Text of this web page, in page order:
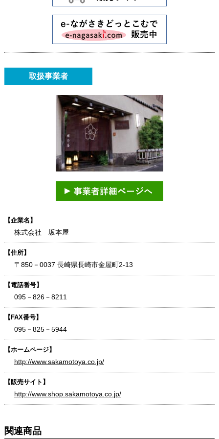
取扱事業者
【企業名】
株式会社 坂本屋
【住所】
〒850－0037 長崎県長崎市金屋町2-13
【電話番号】
095－826－8211
【FAX番号】
095－825－5944
【ホームページ】
http://www.sakamotoya.co.jp/
【販売サイト】
http://www.shop.sakamotoya.co.jp/
関連商品